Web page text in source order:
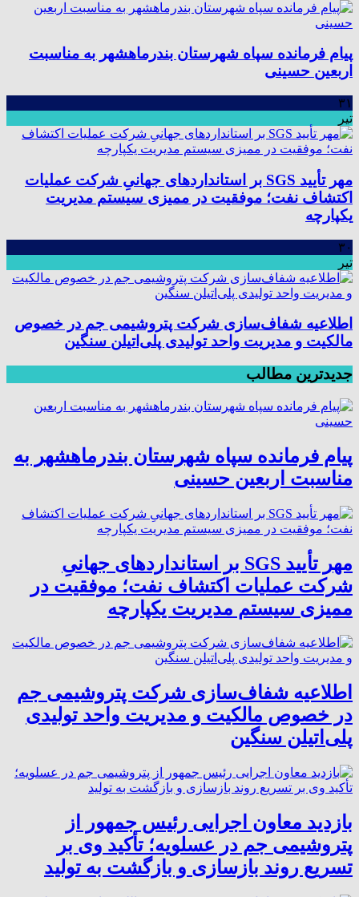
پیام فرمانده سپاه شهرستان بندرماهشهر به مناسبت
اربعین حسینی
۳۱
تیر
مهر تأیید SGS بر استانداردهای جهانیِ شرکت عملیات
اکتشاف نفت؛ موفقیت در ممیزی سیستم مدیریت
یکپارچه
۳۰
تیر
اطلاعیه شفاف‌سازی شرکت پتروشیمی جم در خصوص
مالکیت و مدیریت واحد تولیدی پلی‌اتیلن سنگین
جدیدترین مطالب
پیام فرمانده سپاه شهرستان بندرماهشهر به
مناسبت اربعین حسینی
مهر تأیید SGS بر استانداردهای جهانیِ
شرکت عملیات اکتشاف نفت؛ موفقیت در
ممیزی سیستم مدیریت یکپارچه
اطلاعیه شفاف‌سازی شرکت پتروشیمی جم
در خصوص مالکیت و مدیریت واحد تولیدی
پلی‌اتیلن سنگین
بازدید معاون اجرایی رئیس جمهور از
پتروشیمی جم در عسلویه؛ تأکید وی بر
تسریع روند بازسازی و بازگشت به تولید